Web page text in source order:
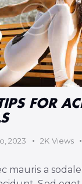
FOR
2023 2K Views
mauris a